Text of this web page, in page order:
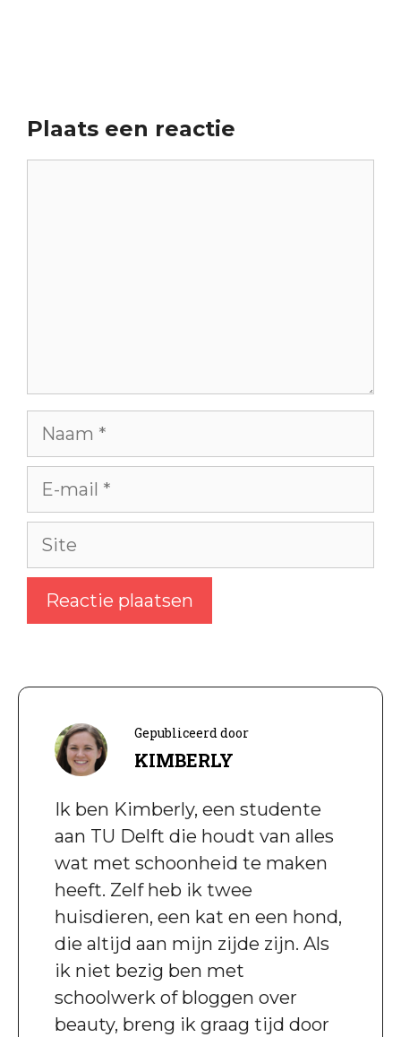
Plaats een reactie
Naam
E-
Site
Gepubliceerd door
KIMBERLY
Ik ben Kimberly, een studente
aan TU Delft die houdt van alles
wat met schoonheid te maken
heeft. Zelf heb ik twee
huisdieren, een kat en een hond,
die altijd aan mijn zijde zijn. Als
ik niet bezig ben met
schoolwerk of bloggen over
beauty, breng ik graag tijd door